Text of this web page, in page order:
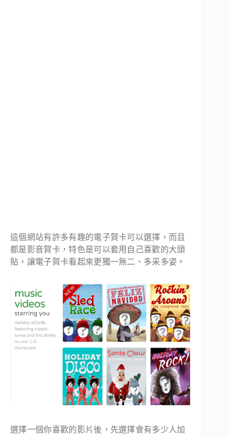
這個網站有許多有趣的電子賀卡可以選擇，而且
都是影音賀卡，特色是可以套用自己喜歡的大頭
貼，讓電子賀卡看起來更獨一無二、多采多姿。
選擇一個你喜歡的影片後，先選擇會有多少人加